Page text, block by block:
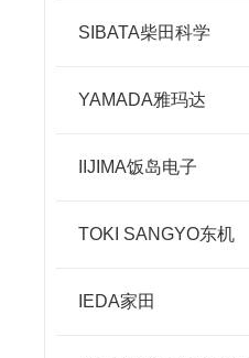
SIBATA柴田科学
YAMADA雅玛达
IIJIMA饭岛电子
TOKI SANGYO东机
IEDA家田